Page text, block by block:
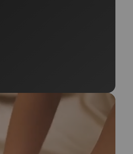
звезды знаменитости
Яна
Кристина Орбакайте
Максим
Елена Летучая